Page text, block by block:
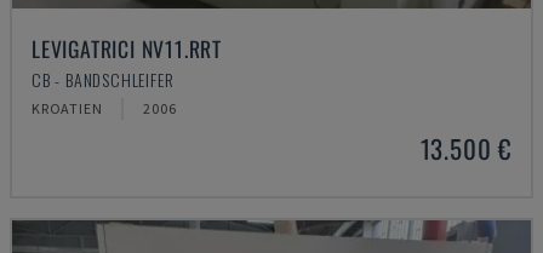
LEVIGATRICI NV11.RRT
CB - BANDSCHLEIFER
KROATIEN 2006
13.500 €